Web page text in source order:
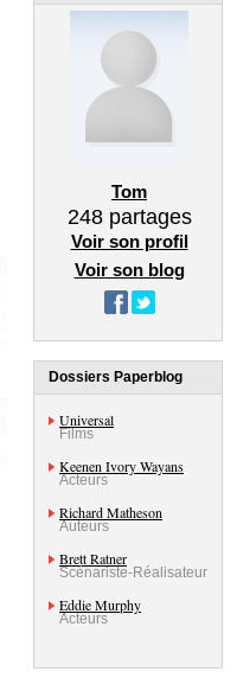
Tom
248partages
Voir son profil
Voir son blog
Dossiers Paperblog
Universal
Films
Keenen Ivory Wayans
Acteurs
Richard Matheson
Auteurs
Brett Ratner
Scénariste-Réalisateur
Eddie Murphy
Acteurs